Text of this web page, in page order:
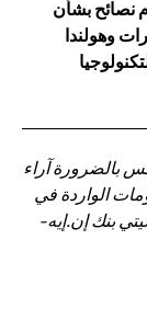
نصائح بشأن
وهولندا
بالضرورة آراء
الواردة في
بنك إن.إيه-